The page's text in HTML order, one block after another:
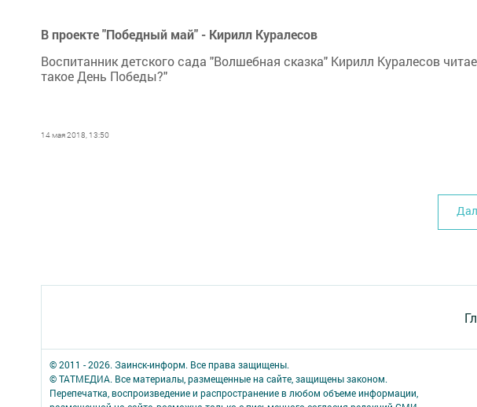
В проекте "Победный май" - Кирилл Куралесов
Воспитанник детского сада "Волшебная сказка" Кирилл Куралесов
такое День Победы?"
14 мая 2018, 13:50
© 2011 - 2026. Заинск-информ. Все права защищены.
© ТАТМЕДИА. Все материалы, размещенные на сайте, защищены законом.
Перепечатка, воспроизведение и распространение в любом объеме информации,